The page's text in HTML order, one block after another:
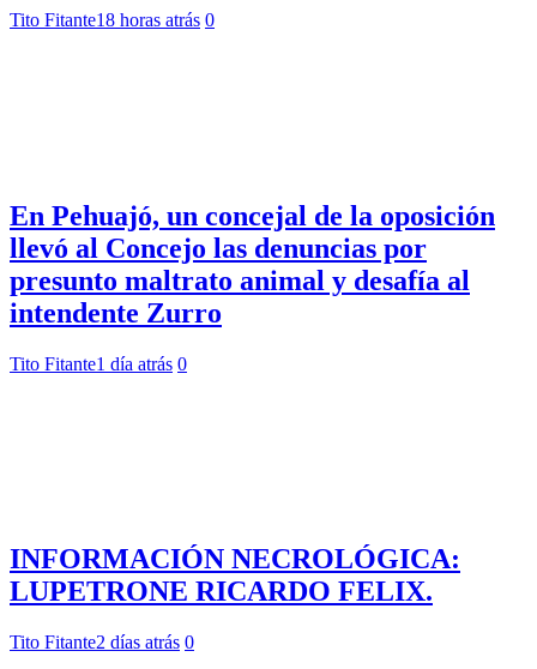
Tito Fitante18 horas atrás 0
En Pehuajó, un concejal de la oposición
llevó al Concejo las denuncias por
presunto maltrato animal y desafía al
intendente Zurro
Tito Fitante1 día atrás 0
INFORMACIÓN NECROLÓGICA:
LUPETRONE RICARDO FELIX.
Tito Fitante2 días atrás 0